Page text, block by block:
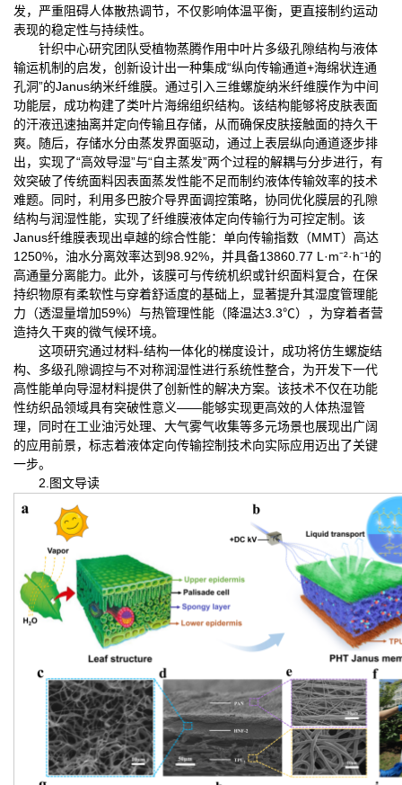
发，严重阻碍人体散热调节，不仅影响体温平衡，更直接制约运动
表现的稳定性与持续性。
针织中心研究团队受植物蒸腾作用中叶片多级孔隙结构与液体
输运机制的启发，创新设计出一种集成“纵向传输通道+海绵状连通
孔洞”的Janus纳米纤维膜。通过引入三维螺旋纳米纤维膜作为中间
功能层，成功构建了类叶片海绵组织结构。该结构能够将皮肤表面
的汗液迅速抽离并定向传输且存储，从而确保皮肤接触面的持久干
爽。随后，存储水分由蒸发界面驱动，通过上表层纵向通道逐步排
出，实现了“高效导湿”与“自主蒸发”两个过程的解耦与分步进行，有
效突破了传统面料因表面蒸发性能不足而制约液体传输效率的技术
难题。同时，利用多巴胺介导界面调控策略，协同优化膜层的孔隙
结构与润湿性能，实现了纤维膜液体定向传输行为可控定制。该
Janus纤维膜表现出卓越的综合性能：单向传输指数（MMT）高达
1250%，油水分离效率达到98.92%，并具备13860.77 L·m⁻²·h⁻¹的
高通量分离能力。此外，该膜可与传统机织或针织面料复合，在保
持织物原有柔软性与穿着舒适度的基础上，显著提升其湿度管理能
力（透湿量增加59%）与热管理性能（降温达3.3℃），为穿着者营
造持久干爽的微气候环境。
这项研究通过材料-结构一体化的梯度设计，成功将仿生螺旋结
构、多级孔隙调控与不对称润湿性进行系统性整合，为开发下一代
高性能单向导湿材料提供了创新性的解决方案。该技术不仅在功能
性纺织品领域具有突破性意义——能够实现更高效的人体热湿管
理，同时在工业油污处理、大气雾气收集等多元场景也展现出广阔
的应用前景，标志着液体定向传输控制技术向实际应用迈出了关键
一步。
2.图文导读